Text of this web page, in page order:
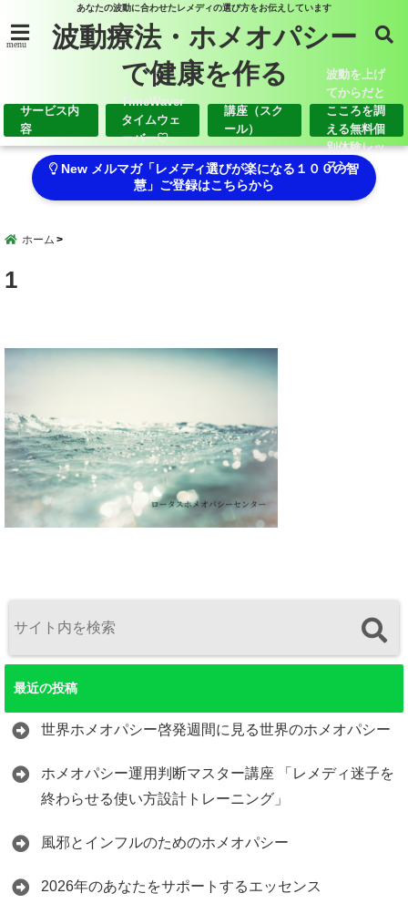
あなたの波動に合わせたレメディの選び方をお伝えしています
menu
波動療法・ホメオパシー
で健康を作る
サービス内
容
TimeWaver
タイムウェ
ーバー♡
講座（スク
ール）
波動を上げ
てからだと
こころを調
える無料個
別体験レッ
スン
New メルマガ「レメディ選びが楽になる１００の智
慧」ご登録はこちらから
ホーム
1
最近の投稿
世界ホメオパシー啓発週間に見る世界のホメオパシー
ホメオパシー運用判断マスター講座 「レメディ迷子を
終わらせる使い方設計トレーニング」
風邪とインフルのためのホメオパシー
2026年のあなたをサポートするエッセンス